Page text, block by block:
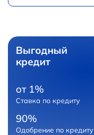
Выгодный
кредит
от 1%
Ставка по кредиту
90%
Одобрение по кредиту